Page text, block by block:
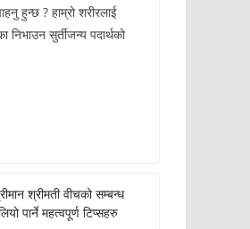
हुन्छ ? हाम्रो शरीरलाई
सुर्तीजन्य पदार्थको
श्रीमती वीचको सम्बन्ध
पार्ने महत्वपूर्ण टिप्सहरु